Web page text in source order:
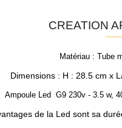
CREATION
Matériau : Tube
Dimensions : H : 28.5 cm x
Ampoule Led G9 230v - 3.5 w,
de la Led sont sa